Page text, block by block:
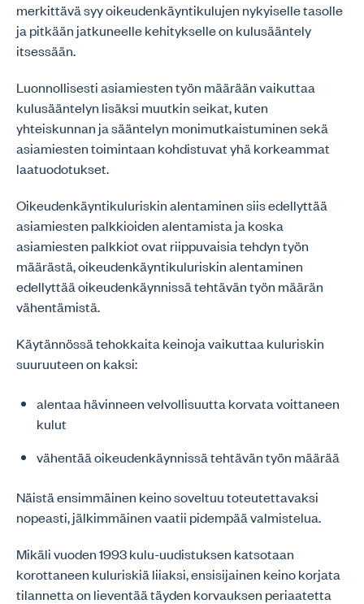
merkittävä syy oikeudenkäyntikulujen nykyiselle tasolle
ja pitkään jatkuneelle kehitykselle on kulusääntely
itsessään.
Luonnollisesti asiamiesten työn määrään vaikuttaa
kulusääntelyn lisäksi muutkin seikat, kuten
yhteiskunnan ja sääntelyn monimutkaistuminen sekä
asiamiesten toimintaan kohdistuvat yhä korkeammat
laatuodotukset.
Oikeudenkäyntikuluriskin alentaminen siis edellyttää
asiamiesten palkkioiden alentamista ja koska
asiamiesten palkkiot ovat riippuvaisia tehdyn työn
määrästä, oikeudenkäyntikuluriskin alentaminen
edellyttää oikeudenkäynnissä tehtävän työn määrän
vähentämistä.
Käytännössä tehokkaita keinoja vaikuttaa kuluriskin
suuruuteen on kaksi:
alentaa hävinneen velvollisuutta korvata voittaneen
kulut
vähentää oikeudenkäynnissä tehtävän työn määrää
Näistä ensimmäinen keino soveltuu toteutettavaksi
nopeasti, jälkimmäinen vaatii pidempää valmistelua.
Mikäli vuoden 1993 kulu-uudistuksen katsotaan
korottaneen kuluriskiä liiaksi, ensisijainen keino korjata
tilannetta on lieventää täyden korvauksen periaatetta